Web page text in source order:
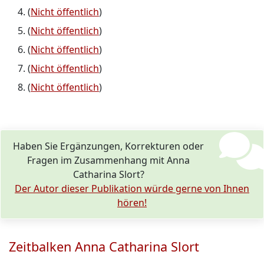
(Nicht öffentlich)
(Nicht öffentlich)
(Nicht öffentlich)
(Nicht öffentlich)
(Nicht öffentlich)
Haben Sie Ergänzungen, Korrekturen oder
Fragen im Zusammenhang mit Anna
Catharina Slort?
Der Autor dieser Publikation würde gerne von Ihnen
hören!
Zeitbalken Anna Catharina Slort